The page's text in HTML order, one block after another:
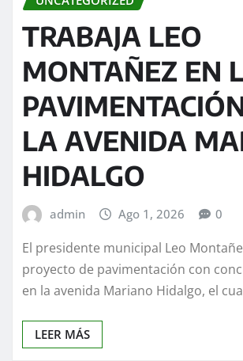
TRABAJA LEO
MONTAÑEZ EN
LA AVENIDA
HIDALGO
admin Ago 1, 2026 0
El presidente municipal Leo
proyecto de pavimentación con
en la avenida Mariano Hidalgo, el
LEER MÁS